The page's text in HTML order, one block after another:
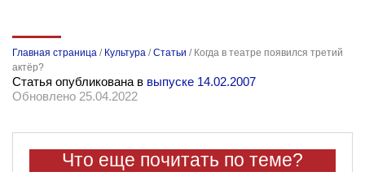
Главная страница / Культура /Статьи / Когда в театре появился третий
актёр?
Статья опубликована в выпуске 14.02.2007
Обновлено 25.04.2022
Что еще почитать по теме?